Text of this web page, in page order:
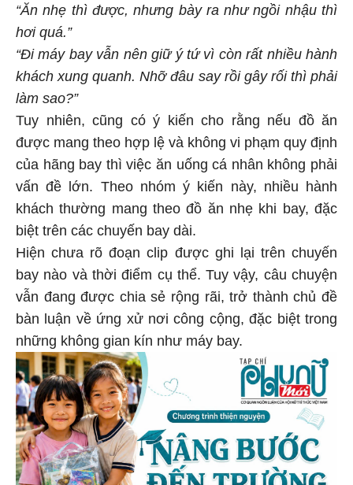
“Ăn nhẹ thì được, nhưng bày ra như ngồi nhậu thì
hơi quá.”
“Đi máy bay vẫn nên giữ ý tứ vì còn rất nhiều hành
khách xung quanh. Nhỡ đâu say rồi gây rối thì phải
làm sao?”
Tuy nhiên, cũng có ý kiến cho rằng nếu đồ ăn
được mang theo hợp lệ và không vi phạm quy định
của hãng bay thì việc ăn uống cá nhân không phải
vấn đề lớn. Theo nhóm ý kiến này, nhiều hành
khách thường mang theo đồ ăn nhẹ khi bay, đặc
biệt trên các chuyến bay dài.
Hiện chưa rõ đoạn clip được ghi lại trên chuyến
bay nào và thời điểm cụ thể. Tuy vậy, câu chuyện
vẫn đang được chia sẻ rộng rãi, trở thành chủ đề
bàn luận về ứng xử nơi công cộng, đặc biệt trong
những không gian kín như máy bay.